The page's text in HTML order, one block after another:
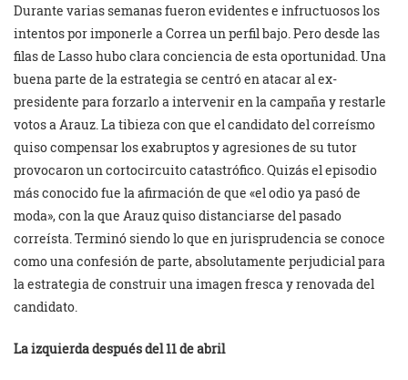
Durante varias semanas fueron evidentes e infructuosos los
intentos por imponerle a Correa un perfil bajo. Pero desde las
filas de Lasso hubo clara conciencia de esta oportunidad. Una
buena parte de la estrategia se centró en atacar al ex-
presidente para forzarlo a intervenir en la campaña y restarle
votos a Arauz. La tibieza con que el candidato del correísmo
quiso compensar los exabruptos y agresiones de su tutor
provocaron un cortocircuito catastrófico. Quizás el episodio
más conocido fue la afirmación de que «el odio ya pasó de
moda», con la que Arauz quiso distanciarse del pasado
correísta. Terminó siendo lo que en jurisprudencia se conoce
como una confesión de parte, absolutamente perjudicial para
la estrategia de construir una imagen fresca y renovada del
candidato.
La izquierda después del 11 de abril